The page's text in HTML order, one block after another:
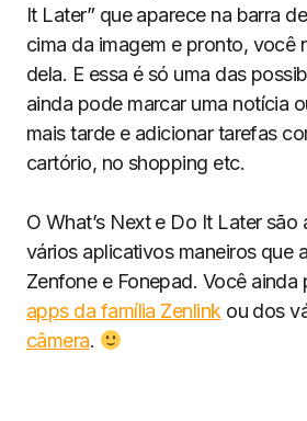
It Later” que aparece na barra
cima da imagem e pronto, você
dela. E essa é só uma das
ainda pode marcar uma notícia
mais tarde e adicionar tarefas
cartório, no shopping etc.
O What’s Next e Do It Later
vários aplicativos maneiros que
Zenfone e Fonepad. Você
apps da família Zenlink ou dos
câmera.